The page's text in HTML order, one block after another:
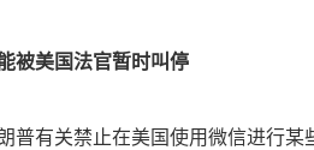
被美国法官暂时叫停
普有关禁止在美国使用微信进行